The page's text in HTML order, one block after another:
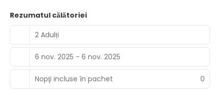
Rezumatul călătoriei
2 Adulți
6 nov. 2025 - 6 nov. 2025
Nopţi incluse în pachet 0